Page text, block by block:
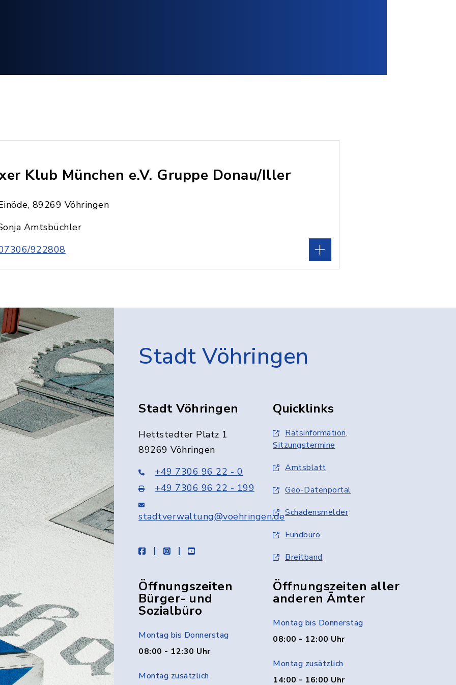
Klub München e.V. Gruppe Donau/Iller
89269 Vöhringen
Amtsbüchler
922808
Stadt Vöhringen
Stadt Vöhringen
Hettstedter Platz 1
89269 Vöhringen
+49 7306 96 22 - 0
+49 7306 96 22 - 199
stadtverwaltung@voehringen.de
facebookinstagramyoutube
Quicklinks
Ratsinformation,
Sitzungstermine
Amtsblatt
Geo-Datenportal
Schadensmelder
Fundbüro
Breitband
Öffnungszeiten
Bürger- und
Sozialbüro
Montag bis Donnerstag
08:00 - 12:30 Uhr
Montag zusätzlich
Öffnungszeiten aller
anderen Ämter
Montag bis Donnerstag
08:00 - 12:00 Uhr
Montag zusätzlich
14:00 - 16:00 Uhr